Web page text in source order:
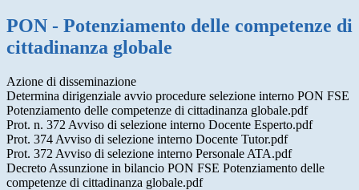
PON - Potenziamento delle competenze di
cittadinanza globale
Azione di disseminazione
Determina dirigenziale avvio procedure selezione interno PON FSE
Potenziamento delle competenze di cittadinanza globale.pdf
Prot. n. 372 Avviso di selezione interno Docente Esperto.pdf
Prot. 374 Avviso di selezione interno Docente Tutor.pdf
Prot. 372 Avviso di selezione interno Personale ATA.pdf
Decreto Assunzione in bilancio PON FSE Potenziamento delle
competenze di cittadinanza globale.pdf